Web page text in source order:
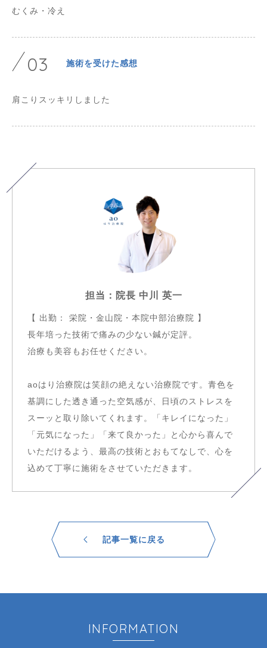
むくみ・冷え
03 施術を受けた感想
肩こりスッキリしました
担当：院長 中川 英一
【 出勤： 栄院・金山院・本院中部治療院 】
長年培った技術で痛みの少ない鍼が定評。
治療も美容もお任せください。
aoはり治療院は笑顔の絶えない治療院です。青色を
基調にした透き通った空気感が、日頃のストレスを
スーッと取り除いてくれます。「キレイになった」
「元気になった」「来て良かった」と心から喜んで
いただけるよう、最高の技術とおもてなしで、心を
込めて丁寧に施術をさせていただきます。
記事一覧に戻る
INFORMATION